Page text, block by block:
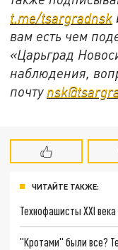
t.me/tsargradnsk
вам есть чем
«Царьград
наблюдения,
почту
ЧИТАЙТЕ ТАКЖЕ:
Технофашисты XXI века
"Кротами" были все?